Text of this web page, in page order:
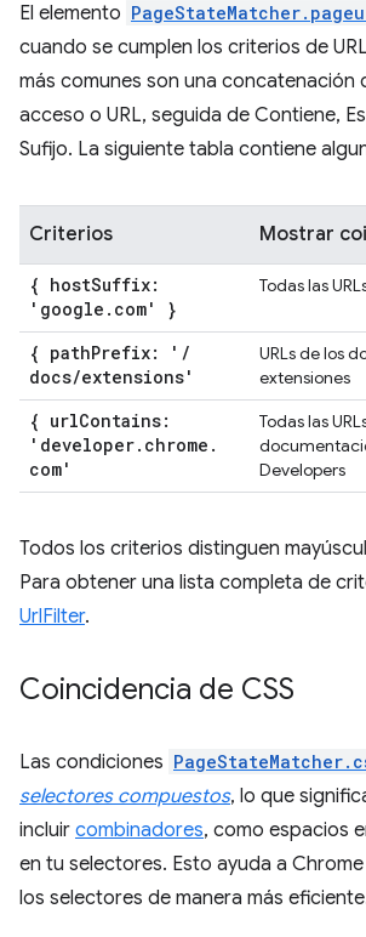
El elemento
cuando se cumplen los criterios de
más comunes son una concatenación
acceso o URL, seguida de Contiene,
Sufijo. La siguiente tabla contiene
Criterios Mostrar
{ hostSuffix:
'google . com' }
Todas las
{ pathPrefix: ' /
docs/extensions'
URLs de los
extensiones
{ urlContains:
'developer. chrome .
com'
Todas las
Developers
Todos los criterios distinguen
Para obtener una lista completa de
UrlFilter.
Coincidencia de CSS
Las condiciones
selectores compuestos, lo que
incluir combinadores, como espacios
en tu selectores. Esto ayuda a
los selectores de manera más